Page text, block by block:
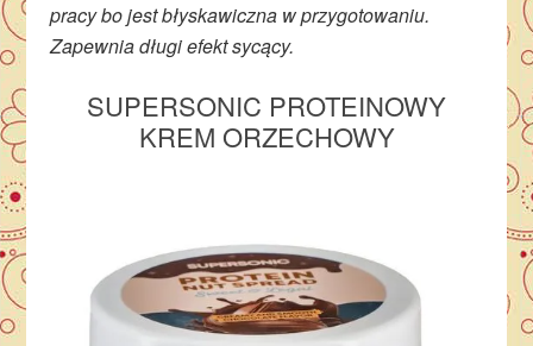
pracy bo jest błyskawiczna w przygotowaniu.
Zapewnia długi efekt sycący.
SUPERSONIC PROTEINOWY
KREM ORZECHOWY